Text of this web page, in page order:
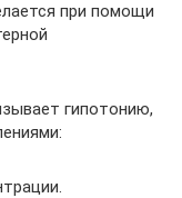
при помощи
гипотонию,